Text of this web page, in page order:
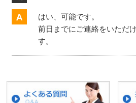
はい、可能です。
前日までにご連絡をいただ
す。